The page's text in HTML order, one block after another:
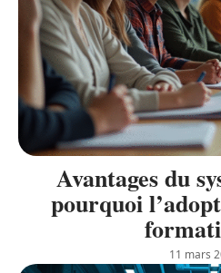
Avantages du
pourquoi
11 mars